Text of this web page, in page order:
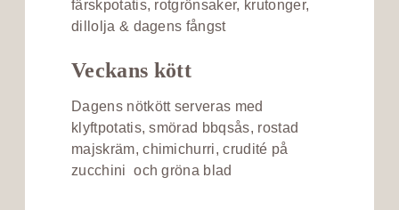
färskpotatis, rotgrönsaker, krutonger,
dillolja & dagens fångst
Veckans kött
Dagens nötkött serveras med
klyftpotatis, smörad bbqsås, rostad
majskräm, chimichurri, crudité på
zucchini och gröna blad